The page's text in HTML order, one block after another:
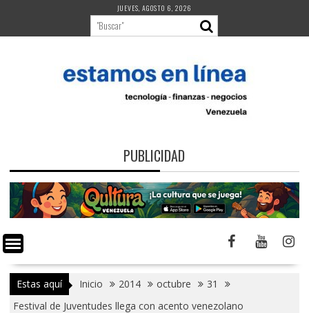
contenido
JUEVES, AGOSTO 6, 2026
PUBLICIDAD
Estas aquí Inicio 2014 octubre
31
Festival de Juventudes llega con acento venezolano